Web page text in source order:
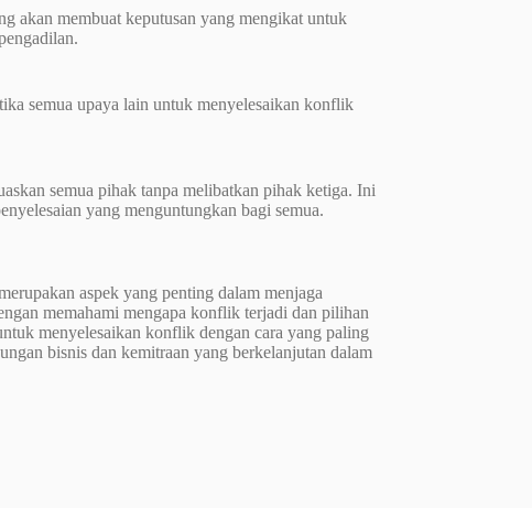
akan membuat keputusan yang mengikat untuk
semua upaya lain untuk menyelesaikan konflik
semua pihak tanpa melibatkan pihak ketiga. Ini
yang menguntungkan bagi semua.
aspek yang penting dalam menjaga
memahami mengapa konflik terjadi dan pilihan
menyelesaikan konflik dengan cara yang paling
bisnis dan kemitraan yang berkelanjutan dalam